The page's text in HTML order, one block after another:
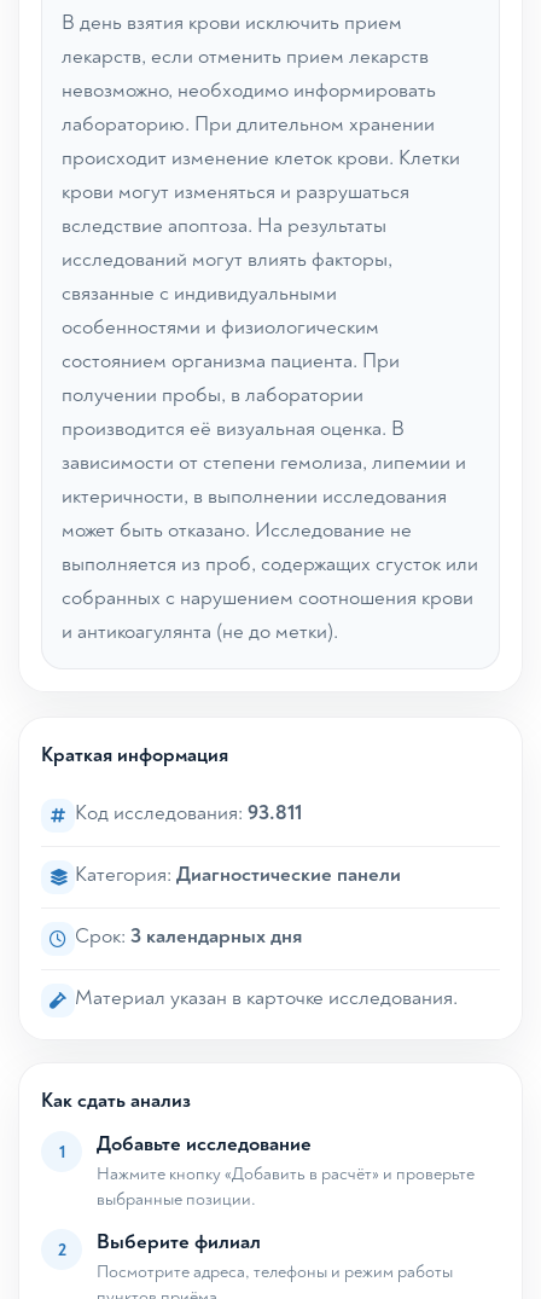
В день взятия крови исключить прием
лекарств, если отменить прием лекарств
невозможно, необходимо информировать
лабораторию. При длительном хранении
происходит изменение клеток крови. Клетки
крови могут изменяться и разрушаться
вследствие апоптоза. На результаты
исследований могут влиять факторы,
связанные с индивидуальными
особенностями и физиологическим
состоянием организма пациента. При
получении пробы, в лаборатории
производится её визуальная оценка. В
зависимости от степени гемолиза, липемии и
иктеричности, в выполнении исследования
может быть отказано. Исследование не
выполняется из проб, содержащих сгусток или
собранных с нарушением соотношения крови
и антикоагулянта (не до метки).
Краткая информация
Код исследования: 93.811
Категория: Диагностические панели
Срок: 3 календарных дня
Материал указан в карточке исследования.
Как сдать анализ
1 Добавьте исследование
Нажмите кнопку «Добавить в расчёт» и проверьте
выбранные позиции.
2 Выберите филиал
Посмотрите адреса, телефоны и режим работы